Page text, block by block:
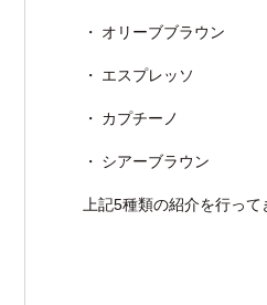
・ オリーブブラウン
・ エスプレッソ
・ カプチーノ
・ シアーブラウン
上記5種類の紹介を行っ